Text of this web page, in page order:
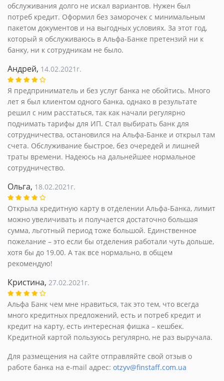
обслуживания долго не искал вариантов. Нужен был
потреб кредит. Оформил без заморочек с минимальным
пакетом документов и на выгодных условиях. За этот год,
который я обслуживаюсь в Альфа-Банке претензий ни к
банку, ни к сотрудникам не было.
Андрей, 14.02.2021г.
Я предприниматель и без услуг банка не обойтись. Много
лет я был клиентом одного банка, однако в результате
решил с ним расстаться, так как начали регулярно
поднимать тарифы для ИП. Стал выбирать банк для
сотрудничества, остановился на Альфа-Банке и открыл там
счета. Обслуживание быстрое, без очередей и лишней
траты времени. Надеюсь на дальнейшее нормальное
сотрудничество.
Ольга, 18.02.2021г.
Открыла кредитную карту в отделении Альфа-Банка, лимит
можно увеличивать и получается достаточно большая
сумма, льготный период тоже большой. Единственное
пожелание – это если бы отделения работали чуть дольше,
хотя бы до 19.00. А так все нормально, в общем
рекомендую!
Кристина, 27.02.2021г.
Альфа Банк чем мне нравиться, так это тем, что всегда
много кредитных предложений, есть и потреб кредит и
кредит на карту, есть интересная фишка – кешбек.
Кредитной картой пользуюсь регулярно, не раз выручала.
Для размещения на сайте отправляйте свой отзыв о
работе банка на e-mail адрес: otzyv@finstaff.com.ua